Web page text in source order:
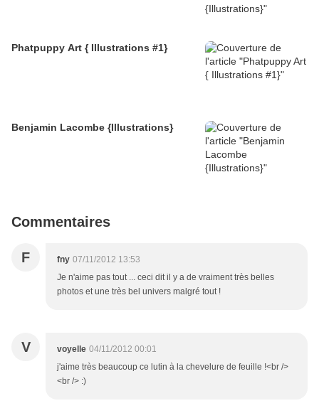
Phatpuppy Art { Illustrations #1}
Benjamin Lacombe {Illustrations}
Commentaires
F fny 07/11/2012 13:53
Je n'aime pas tout ... ceci dit il y a de vraiment très belles
photos et une très bel univers malgré tout !
V voyelle 04/11/2012 00:01
j'aime très beaucoup ce lutin à la chevelure de feuille !<br />
<br /> :)